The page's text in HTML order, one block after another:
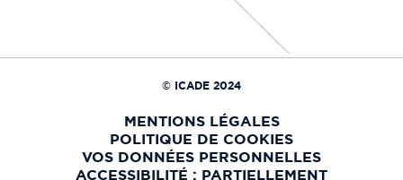
© ICADE 2024
MENTIONS LÉGALES
POLITIQUE DE COOKIES
VOS DONNÉES PERSONNELLES
ACCESSIBILITÉ : PARTIELLEMENT